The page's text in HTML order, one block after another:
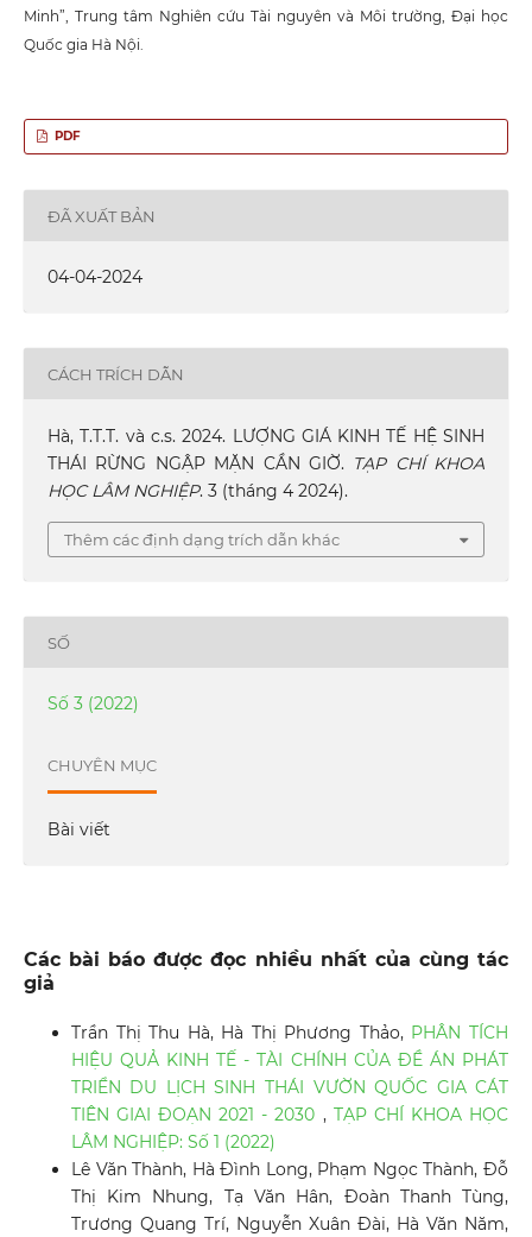
Minh”, Trung tâm Nghiên cứu Tài nguyên và Môi trường, Đại học
Quốc gia Hà Nội.
PDF
ĐÃ XUẤT BẢN
04-04-2024
CÁCH TRÍCH DẪN
Hà, T.T.T. và c.s. 2024. LƯỢNG GIÁ KINH TẾ HỆ SINH
THÁI RỪNG NGẬP MẶN CẦN GIỜ. TẠP CHÍ KHOA
HỌC LÂM NGHIỆP. 3 (tháng 4 2024).
Thêm các định dạng trích dẫn khác
SỐ
Số 3 (2022)
CHUYÊN MỤC
Bài viết
Các bài báo được đọc nhiều nhất của cùng tác
giả
Trần Thị Thu Hà, Hà Thị Phương Thảo, PHÂN TÍCH
HIỆU QUẢ KINH TẾ - TÀI CHÍNH CỦA ĐỀ ÁN PHÁT
TRIỂN DU LỊCH SINH THÁI VƯỜN QUỐC GIA CÁT
TIÊN GIAI ĐOẠN 2021 - 2030 , TẠP CHÍ KHOA HỌC
LÂM NGHIỆP: Số 1 (2022)
Lê Văn Thành, Hà Đình Long, Phạm Ngọc Thành, Đỗ
Thị Kim Nhung, Tạ Văn Hân, Đoàn Thanh Tùng,
Trương Quang Trí, Nguyễn Xuân Đài, Hà Văn Năm,